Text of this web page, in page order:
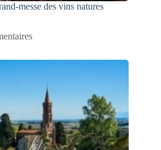
messe des vins natures